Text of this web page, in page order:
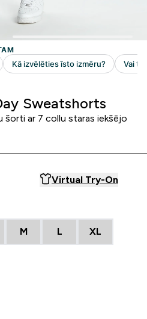
Sweatshorts
šorti ar 7 collu staras iekšējo
Virtual Try-On
M L XL